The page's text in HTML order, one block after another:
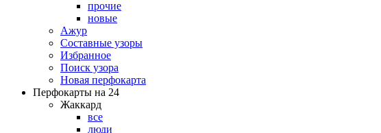
прочие
новые
Ажур
Составные узоры
Избранное
Поиск узора
Новая перфокарта
Перфокарты на 24
Жаккард
все
люди